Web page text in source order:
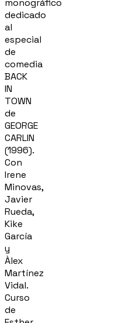
monográfico
dedicado
al
especial
de
comedia
BACK
IN
TOWN
de
GEORGE
CARLIN
(1996).
Con
Irene
Minovas,
Javier
Rueda,
Kike
García
y
Àlex
Martínez
Vidal.
Curso
de